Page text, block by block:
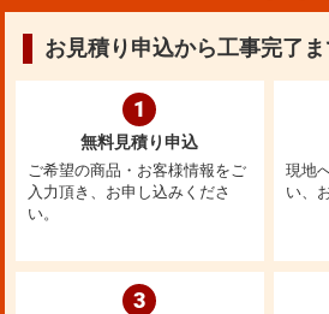
お見積り申込から工事完了
1
無料見積り申込
ご希望の商品・お客様情報をご
入力頂き、お申し込みくださ
い。
現地
い、
3